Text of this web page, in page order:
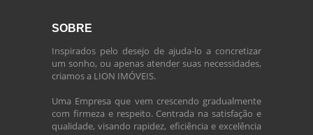
SOBRE
Inspirados pelo desejo de ajuda-lo a concretizar
um sonho, ou apenas atender suas necessidades,
criamos a LION IMÓVEIS.
Uma Empresa que vem crescendo gradualmente
com firmeza e respeito. Centrada na satisfação e
qualidade, visando rapidez, eficiência e excelência